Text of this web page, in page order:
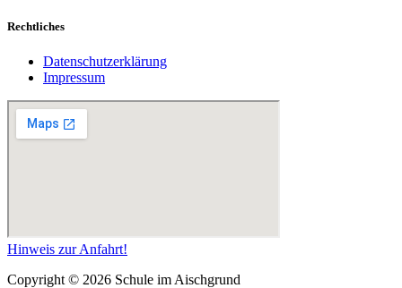
Rechtliches
Datenschutzerklärung
Impressum
Hinweis zur Anfahrt!
Copyright © 2026 Schule im Aischgrund